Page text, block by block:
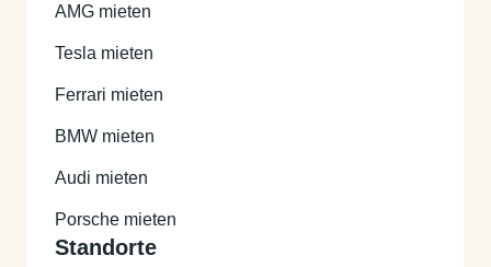
AMG mieten
Tesla mieten
Ferrari mieten
BMW mieten
Audi mieten
Porsche mieten
Standorte